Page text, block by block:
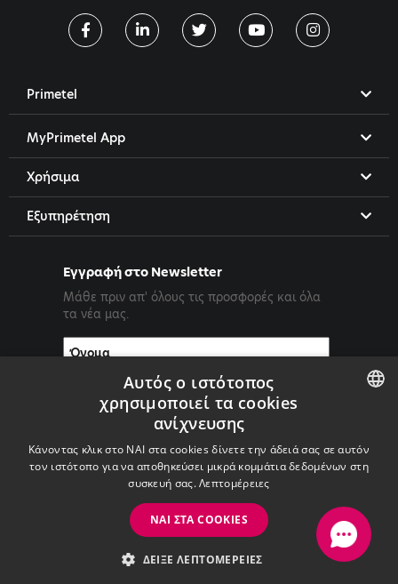
Primetel
MyPrimetel App
Χρήσιμα
Εξυπηρέτηση
Εγγραφή στο Newsletter
Μάθε πριν απ' όλους τις προσφορές και όλα
τα νέα μας.
Copyright ©2026 PrimeTel PLC
with
by Darkpony
GREEK
Αυτός ο ιστότοπος
χρησιμοποιεί τα cookies
ανίχνευσης
Κάνοντας κλικ στο ΝΑΙ στα cookies δίνετε την άδειά σας σε αυτόν
τον ιστότοπο για να αποθηκεύσει μικρά κομμάτια δεδομένων στη
συσκευή σας.Λεπτομέρειες
ΝΑΙ ΣΤΑ COOKIES
ΔΕΊΞΕ ΛΕΠΤΟΜΈΡΕΙΕΣ